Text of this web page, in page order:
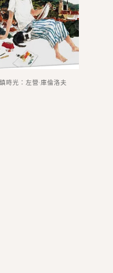
時光：左營‧庫倫洛夫